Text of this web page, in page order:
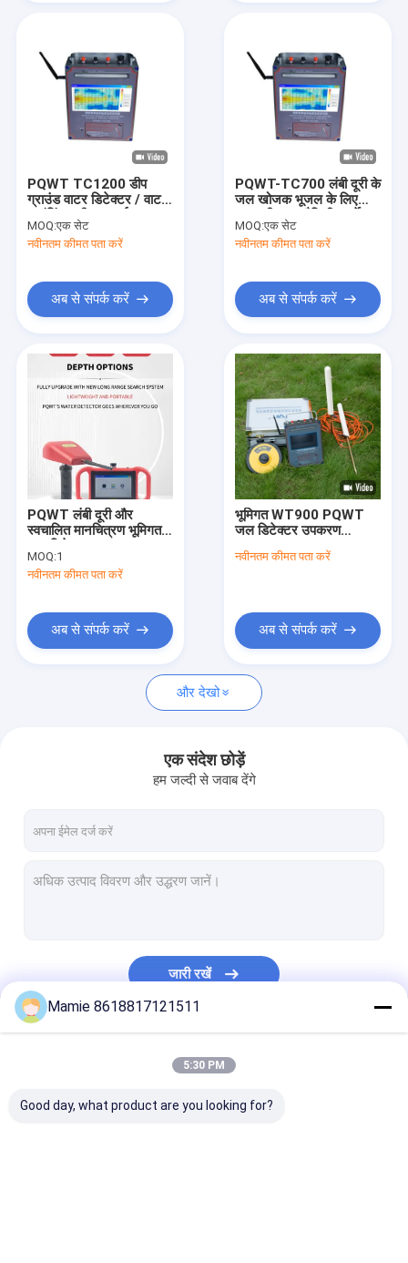
उत्पादों
कारखाना दौरा
गुणवत्ता नियंत्रण
हमसे संपर्क करें
मामले
जल पाइपलाइन रिसाव डिटेक्टर
पाइप नेटवर्क रिसाव मॉनिटर
भूवैज्ञानिक अन्वेषण उपकरण
भूमिगत जल रिसाव डिटेक्टर
पानी का पता लगाने वाली मशीन
PQWT TC1200 डीप
ग्राउंड वाटर डिटेक्टर / वाटर
फाइंडिंग मशीन गहराई 600m
900m 1500m
MOQ:एक सेट
नवीनतम कीमत पता करें
अब से संपर्क करें
PQWT-TC700 लंबी दूरी के
जल खोजक भूजल के लिए
600 मीटर भूभौतिकीय सर्वेक्षण
MOQ:एक सेट
नवीनतम कीमत पता करें
अब से संपर्क करें
PQWT लंबी दूरी और
स्वचालित मानचित्रण भूमिगत
MOQ:1
नवीनतम कीमत पता करें
अब से संपर्क करें
भूमिगत WT900 PQWT
जल डिटेक्टर उपकरण
नवीनतम कीमत पता करें
अब से संपर्क करें
और देखो
एक संदेश छोड़ें
हम जल्दी से जवाब देंगे
जारी रखें
Mamie 8618817121511
5:30 PM
Good day, what product are you looking for?